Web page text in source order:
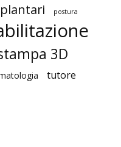
plantari postura
3D
tutore